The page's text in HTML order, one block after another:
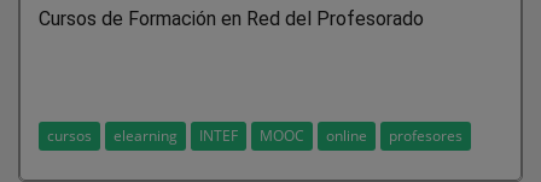
Cursos de Formación en Red del Profesorado
cursos elearning INTEF MOOC online profesores